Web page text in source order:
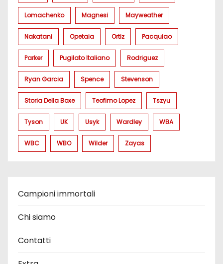
Lomachenko Magnesi Mayweather
Nakatani Opetaia Ortiz Pacquiao
Parker Pugilato Italiano Rodriguez
Ryan Garcia Spence Stevenson
Storia Della Boxe Teofimo Lopez Tszyu
Tyson UK Usyk Wardley WBA
WBC WBO Wilder Zayas
Campioni immortali
Chi siamo
Contatti